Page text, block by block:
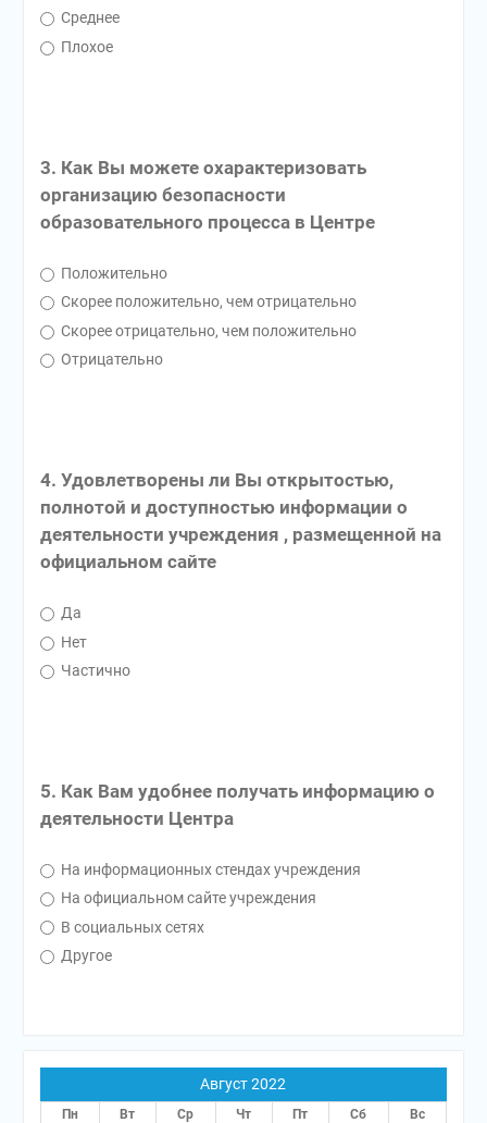
Среднее
Плохое
3. Как Вы можете охарактеризовать
организацию безопасности
образовательного процесса в Центре
Положительно
Скорее положительно, чем отрицательно
Скорее отрицательно, чем положительно
Отрицательно
4. Удовлетворены ли Вы открытостью,
полнотой и доступностью информации о
деятельности учреждения , размещенной на
официальном сайте
Да
Нет
Частично
5. Как Вам удобнее получать информацию о
деятельности Центра
На информационных стендах учреждения
На официальном сайте учреждения
В социальных сетях
Другое
Август 2022
Пн Вт Ср Чт Пт Сб
Вс